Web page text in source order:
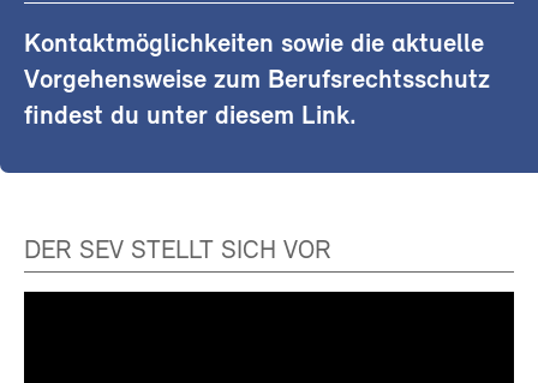
Kontaktmöglichkeiten sowie die aktuelle
Vorgehensweise zum Berufsrechtsschutz
findest du unter diesem Link.
DER SEV STELLT SICH VOR